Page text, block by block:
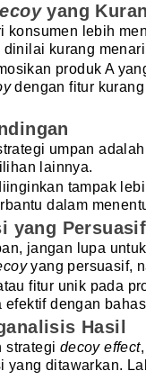
yang
konsumen lebih
kurang
produk A
dengan fitur
umpan
lainnya.
tampak
dalam
yang Persuasif
jangan lupa
yang persuasif,
fitur unik pada
dengan
Hasil
strategi decoy effect
yang ditawarkan.